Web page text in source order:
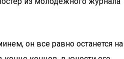
он все равно останется на